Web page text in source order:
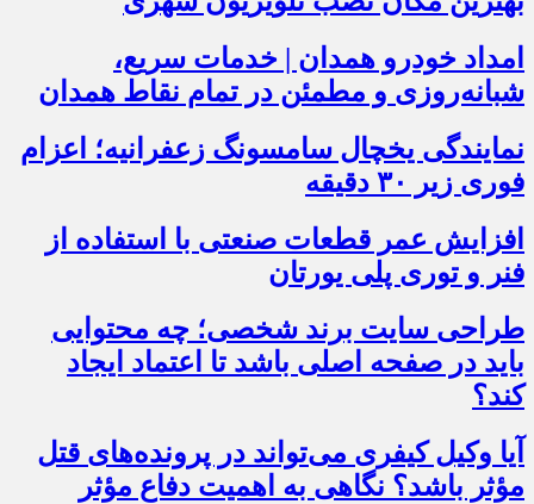
امداد خودرو همدان | خدمات سریع،
شبانه‌روزی و مطمئن در تمام نقاط همدان
نمایندگی یخچال سامسونگ زعفرانیه؛ اعزام
فوری زیر ۳۰ دقیقه
افزایش عمر قطعات صنعتی با استفاده از
فنر و توری پلی یورتان
طراحی سایت برند شخصی؛ چه محتوایی
باید در صفحه اصلی باشد تا اعتماد ایجاد
کند؟
آیا وکیل کیفری می‌تواند در پرونده‌های قتل
مؤثر باشد؟ نگاهی به اهمیت دفاع مؤثر